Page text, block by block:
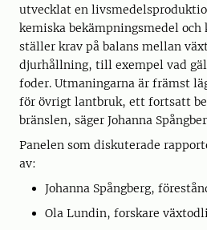
utvecklat en
kemiska bekämpningsmedel och
ställer krav på balans mellan
djurhållning, till exempel vad
foder. Utmaningarna är främst
för övrigt lantbruk, ett fortsatt
bränslen, säger Johanna
Panelen som diskuterade
av:
Johanna Spångberg,
Ola Lundin, forskare